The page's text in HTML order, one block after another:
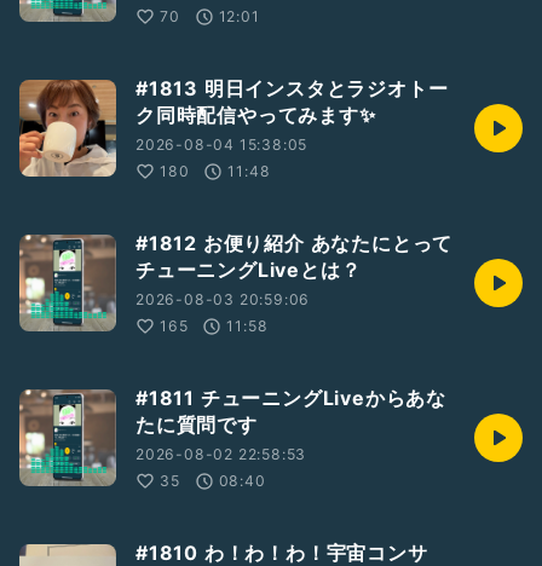
70
12:01
#1813 明日インスタとラジオトー
ク同時配信やってみます✨
2026-08-04 15:38:05
180
11:48
#1812 お便り紹介 あなたにとって
チューニングLiveとは？
2026-08-03 20:59:06
165
11:58
#1811 チューニングLiveからあな
たに質問です
2026-08-02 22:58:53
35
08:40
#1810 わ！わ！わ！宇宙コンサ